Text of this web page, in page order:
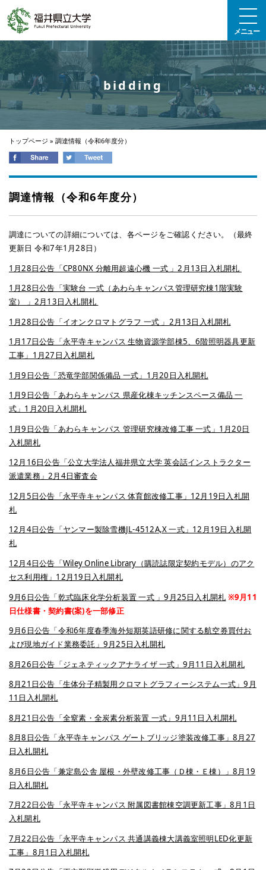
メニュー
bidding
トップページ » 調達情報（令和6年度分）
調達情報（令和6年度分）
調達についての詳細については、各ページをご確認ください。（最終
更新日 令和7年1月28日）
1月28日公告「CP80NX 分離用超遠心機 一式 」2月13日入札開札
1月28日公告「実験台 一式（あわらキャンパス管理研究棟1階実験
室） 」2月13日入札開札
1月28日公告「イオンクロマトグラフ 一式 」2月13日入札開札
1月17日公告「永平寺キャンパス 生物資源学部棟5、6階照明器具更新
工事」1月27日入札開札
1月9日公告「恐竜学部関係備品 一式」1月20日入札開札
1月9日公告「あわらキャンパス 県産化棟キッチンスペース備品 一
式」1月20日入札開札
1月9日公告「あわらキャンパス 管理研究棟改修工事 一式」1月20日
入札開札
12月16日公告「公立大学法人福井県立大学 英会話インストラクター
派遣業務」2月4日審査会
12月5日公告「永平寺キャンパス 体育館改修工事」12月19日入札開
札
12月4日公告「ヤンマー製除雪機JL-4512A,X 一式」12月19日入札開
札
12月4日公告「Wiley Online Library（購読誌限定契約モデル）のアク
セス利用権」12月19日入札開札
9月6日公告「乾式臨床化学分析装置 一式 」9月25日入札開札 ※9月11
日仕様書・契約書(案)を一部修正
9月6日公告「令和6年度春季海外短期英語研修に関する航空券買付お
よび現地ガイド業務委託」9月25日入札開札
8月26日公告「ジェネティックアナライザ 一式」9月11日入札開札
8月21日公告「生体分子精製用クロマトグラフィーシステム一式」9月
11日入札開札
8月21日公告「全窒素・全炭素分析装置 一式」9月11日入札開札
8月8日公告「永平寺キャンパス ゲートブリッジ塗装改修工事」8月27
日入札開札
8月6日公告「兼定島公舎 屋根・外壁改修工事（Ｄ棟・Ｅ棟）」8月19
日入札開札
7月22日公告「永平寺キャンパス 附属図書館棟空調更新工事」8月1日
入札開札
7月22日公告「永平寺キャンパス 共通講義棟大講義室照明LED化更新
工事」8月1日入札開札